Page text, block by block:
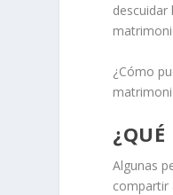
¿Cómo
Algunas
compartir